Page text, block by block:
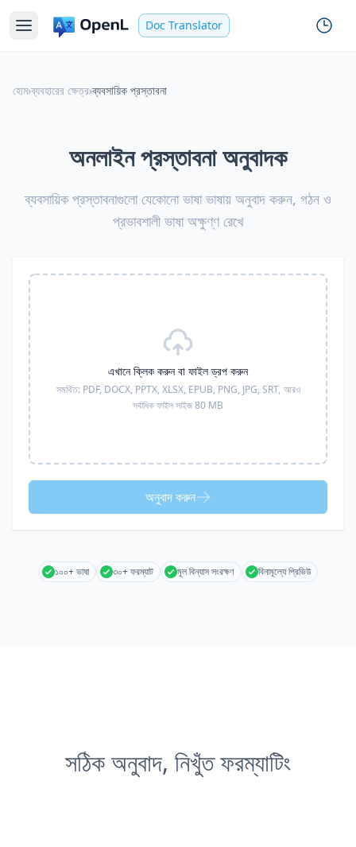
Doc Translator
হোম›ব্যবহারের ক্ষেত্র›ব্যবসায়িক প্রস্তাবনা
অনলাইন প্রস্তাবনা অনুবাদক
ব্যবসায়িক প্রস্তাবনাগুলো যেকোনো ভাষা ভাষায় অনুবাদ করুন, গঠন ও
প্রভাবশালী ভাষা অক্ষুণ্ণ রেখে
এখানে ক্লিক করুন বা ফাইল ড্রপ করুন
সমর্থিত: PDF, DOCX, PPTX, XLSX, EPUB, PNG, JPG, SRT, আরও
সর্বাধিক ফাইল সাইজ 80 MB
অনুবাদ করুন
১০০+ ভাষা ৩০+ ফরম্যাট মূল বিন্যাস সংরক্ষণ বিনামূল্যে প্রিভিউ
সঠিক অনুবাদ, নিখুঁত ফরম্যাটিং